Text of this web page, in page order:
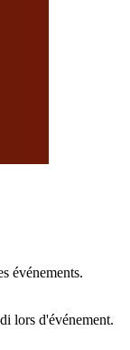
événements.
lors d'événement.